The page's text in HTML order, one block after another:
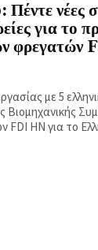
νέες
για το
φρεγατών
με 5
Βιομηχανικής
HN για το